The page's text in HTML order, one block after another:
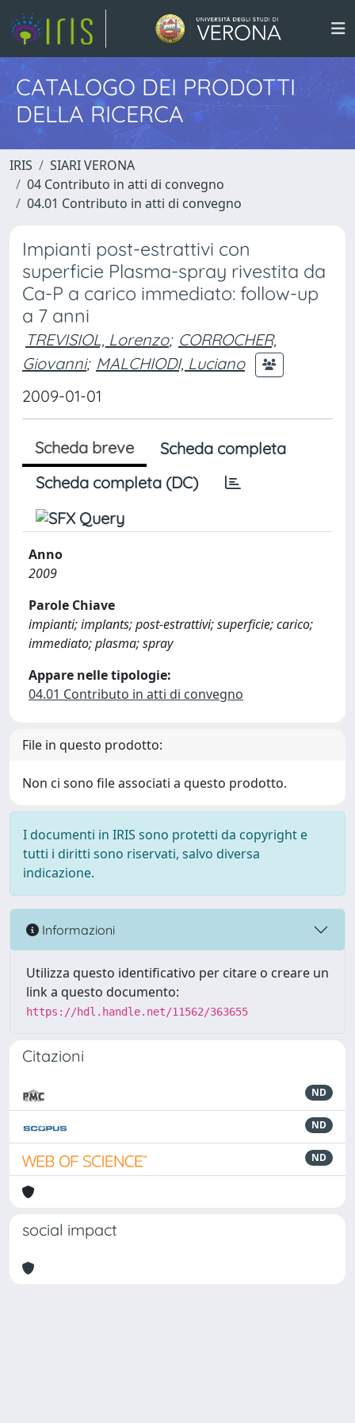
CATALOGO DEI PRODOTTI
DELLA RICERCA
IRIS
SIARI VERONA
04 Contributo in atti di convegno
04.01 Contributo in atti di convegno
Impianti post-estrattivi con
superficie Plasma-spray rivestita da
Ca-P a carico immediato: follow-up
a 7 anni
TREVISIOL, Lorenzo; CORROCHER,
Giovanni; MALCHIODI, Luciano
2009-01-01
Scheda breve
Scheda completa
Scheda completa (DC)
Anno
2009
Parole Chiave
impianti; implants; post-estrattivi; superficie; carico;
immediato; plasma; spray
Appare nelle tipologie:
04.01 Contributo in atti di convegno
File in questo prodotto:
Non ci sono file associati a questo prodotto.
I documenti in IRIS sono protetti da copyright e
tutti i diritti sono riservati, salvo diversa
indicazione.
Informazioni
Utilizza questo identificativo per citare o creare un
link a questo documento:
https://hdl.handle.net/11562/363655
Citazioni
ND
ND
ND
social impact